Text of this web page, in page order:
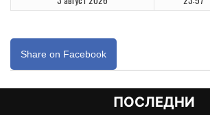
Share on Facebook
ПОСЛЕДНИ